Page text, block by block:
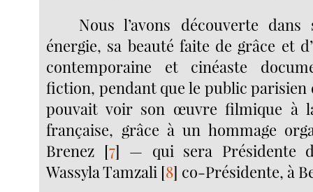
Nous l’avons découverte
énergie, sa beauté faite de grâce et
contemporaine et cinéaste
fiction, pendant que le public parisien
pouvait voir son œuvre filmique à
française, grâce à un hommage
Brenez [7] — qui sera Présidente
Wassyla Tamzali [8] co-Présidente, à